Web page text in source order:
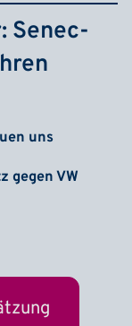
Senec-
uns
gegen VW